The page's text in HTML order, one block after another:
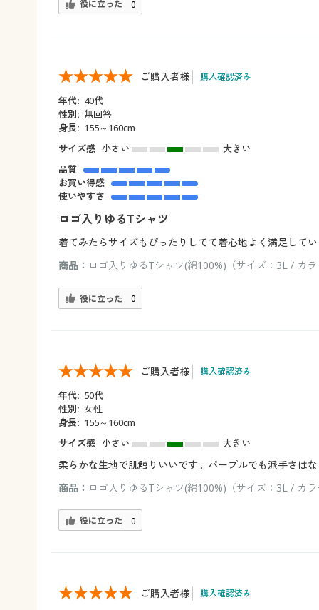
役に立った 0
ご購入者様 購入確認済み
年代: 40代
性別: 無回答
身長: 155～160cm
サイズ感 小さい
大きい
品質
お買い得感
使いやすさ
ロゴ入りゆるTシャツ
着てみたらサイズもぴったりしてて着心地よく満足して
商品： ロゴ入りゆるTシャツ(綿100%)（サイズ：3L / カラ
役に立った 0
ご購入者様 購入確認済み
年代: 50代
性別: 女性
身長: 155～160cm
サイズ感 小さい 大きい
柔らかな生地で肌触りいいです。パープルでも派手さは
商品： ロゴ入りゆるTシャツ(綿100%)（サイズ：3L / カラ
役に立った 0
ご購入者様 購入確認済み